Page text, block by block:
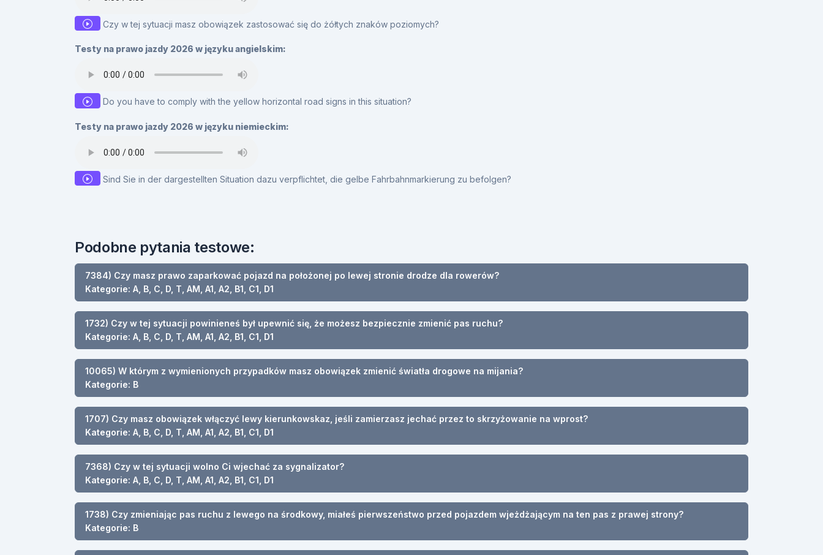
Czy w tej sytuacji masz obowiązek zastosować się do żółtych znaków poziomych?
Testy na prawo jazdy 2026 w języku angielskim:
Do you have to comply with the yellow horizontal road signs in this situation?
Testy na prawo jazdy 2026 w języku niemieckim:
Sind Sie in der dargestellten Situation dazu verpflichtet, die gelbe Fahrbahnmarkierung zu befolgen?
Podobne pytania testowe:
7384) Czy masz prawo zaparkować pojazd na położonej po lewej stronie drodze dla rowerów?
Kategorie: A, B, C, D, T, AM, A1, A2, B1, C1, D1
1732) Czy w tej sytuacji powinieneś był upewnić się, że możesz bezpiecznie zmienić pas ruchu?
Kategorie: A, B, C, D, T, AM, A1, A2, B1, C1, D1
10065) W którym z wymienionych przypadków masz obowiązek zmienić światła drogowe na mijania?
Kategorie: B
1707) Czy masz obowiązek włączyć lewy kierunkowskaz, jeśli zamierzasz jechać przez to skrzyżowanie na wprost?
Kategorie: A, B, C, D, T, AM, A1, A2, B1, C1, D1
7368) Czy w tej sytuacji wolno Ci wjechać za sygnalizator?
Kategorie: A, B, C, D, T, AM, A1, A2, B1, C1, D1
1738) Czy zmieniając pas ruchu z lewego na środkowy, miałeś pierwszeństwo przed pojazdem wjeżdżającym na ten pas z prawej strony?
Kategorie: B